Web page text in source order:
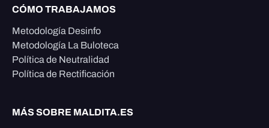
CÓMO TRABAJAMOS
Metodología Desinfo
Metodología La Buloteca
Política de Neutralidad
Política de Rectificación
MÁS SOBRE MALDITA.ES